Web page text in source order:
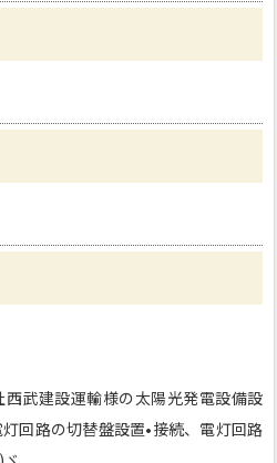
武建設運輸様の太陽光発電設備設
回路の切替盤設置•接続、電灯回路